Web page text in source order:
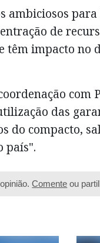
ambiciosos para
de
têm impacto no
com
das
do compacto,
país".
Comente ou